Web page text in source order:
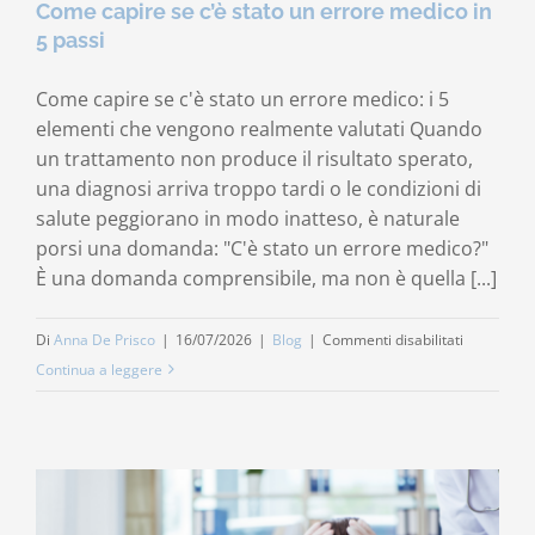
Carrello
Come capire se c’è stato un errore medico in
5 passi
Come capire se c'è stato un errore medico: i 5
elementi che vengono realmente valutati Quando
un trattamento non produce il risultato sperato,
una diagnosi arriva troppo tardi o le condizioni di
salute peggiorano in modo inatteso, è naturale
porsi una domanda: "C'è stato un errore medico?"
È una domanda comprensibile, ma non è quella [...]
Di Anna De Prisco | 16/07/2026 | Blog | Commenti disabilitati
stato
un
Continua a leggere